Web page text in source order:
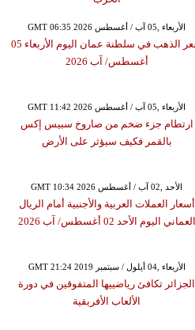
GMT 06:35 2026 الأربعاء ,05 آب / أغسطس
سعر الذهب في سلطنة عمان اليوم الأربعاء 05
أغسطس/ آب 2026
GMT 11:42 2026 الأربعاء ,05 آب / أغسطس
ارتطام جزء ضخم من صاروخ سبيس إكس
بالقمر فكيف سيؤثر على الأرض
GMT 10:34 2026 الأحد ,02 آب / أغسطس
أسعار العملات العربية والأجنبية أمام الريال
العماني اليوم الأحد 02 أغسطس/ آب 2026
GMT 21:24 2019 الأربعاء ,04 أيلول / سبتمبر
الجزائر تكافئ رياضييها المتفوقين في دورة
الألعاب الأفريقية